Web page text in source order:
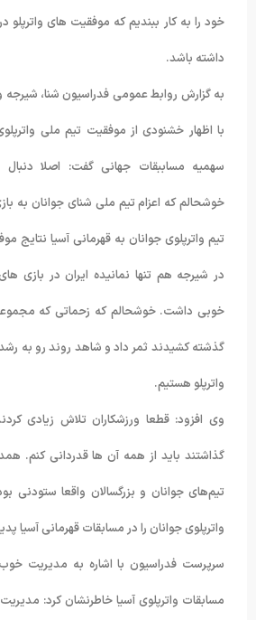
خود را به کار ببندیم که موفقیت های واترپلو
داشته باشد.
به گزارش روابط عمومی فدراسیون شنا، شیرجه
با اظهار خشنودی از موفقیت تیم ملی
سهمیه مساببقات جهانی گفت: اصلا دنبال
خوشحالم که اعزام تیم ملی شنای جوانان به
تیم واترپلوی جوانان به قهرمانی آسیا نتایج
در شیرجه هم تنها نمانیده ایران در بازی
خوبی داشت. خوشحالم که زحماتی که
گذشته کشیدند ثمر داد و شاهد روند رو به
واترپلو هستیم.
وی افزود: قطعا ورزشکاران تلاش زیادی
گذاشتند باید از همه آن ها قدردانی کنم.
تیم‌های جوانان و بزرگسالان واقعا ستودنی
واترپلوی جوانان را در مسابقات قهرمانی آسیا
سرپرست فدراسیون با اشاره به مدیریت
مسابقات واترپلوی آسیا خاطرنشان کرد: